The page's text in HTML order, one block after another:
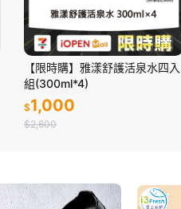
【限時購】雅漾舒護活泉水四入
組(300ml*4)
$1,000
$2,600